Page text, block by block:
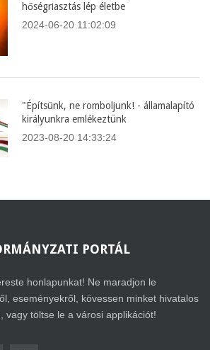
hőségriasztás lép életbe
2024-06-20 11:02:09
"Építsünk, ne romboljunk! - államalapító
királyunkra emlékeztünk
2023-08-20 14:33:24
PORTÁL
honlapunkat! Ne maradjon le
eseményekről, kövessen minket hivatalos
vagy töltse le a városi applikációt!